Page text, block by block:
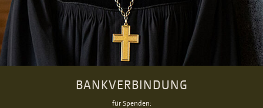
BANKVERBINDUNG
für Spenden: